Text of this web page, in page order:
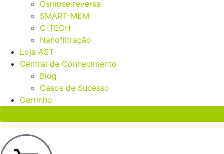
Osmose reversa
SMART-MEM
C-TECH
Nanofiltração
Loja AST
Central de Conhecimento
Blog
Casos de Sucesso
Carrinho